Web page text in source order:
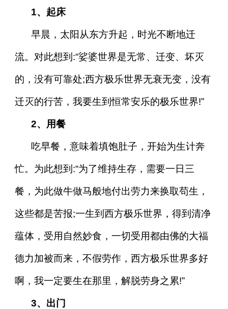
1、起床
早晨，太阳从东方升起，时光不断地迁
流。对此想到:“娑婆世界是无常、迁变、坏灭
的，没有可靠处;西方极乐世界无衰无变，没有
迁灭的行苦，我要生到恒常安乐的极乐世界!”
2、用餐
吃早餐，意味着填饱肚子，开始为生计奔
忙。为此想到:“为了维持生存，需要一日三
餐，为此做牛做马般地付出劳力来换取苟生，
这些都是苦报;一生到西方极乐世界，得到清净
蕴体，受用自然妙食，一切受用都由佛的大福
德力加被而来，不假劳作，西方极乐世界多好
啊，我一定要生在那里，解脱劳身之累!”
3、出门